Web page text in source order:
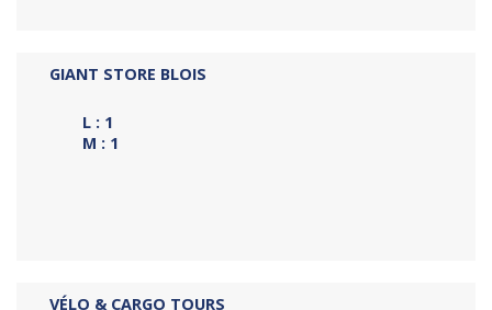
GIANT STORE BLOIS
L : 1
M : 1
VÉLO & CARGO TOURS